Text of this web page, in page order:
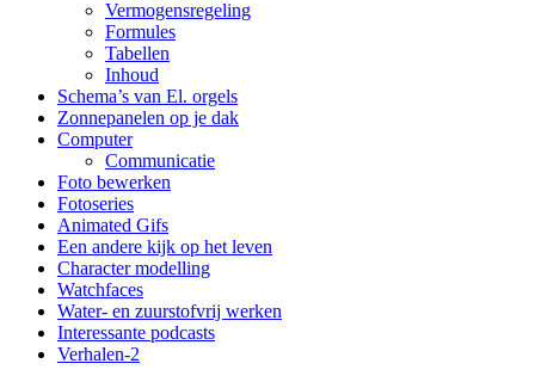
Vermogensregeling
Formules
Tabellen
Inhoud
Schema’s van El. orgels
Zonnepanelen op je dak
Computer
Communicatie
Foto bewerken
Fotoseries
Animated Gifs
Een andere kijk op het leven
Character modelling
Watchfaces
Water- en zuurstofvrij werken
Interessante podcasts
Verhalen-2